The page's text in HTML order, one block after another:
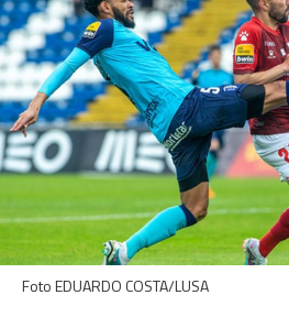
Foto EDUARDO COSTA/LUSA